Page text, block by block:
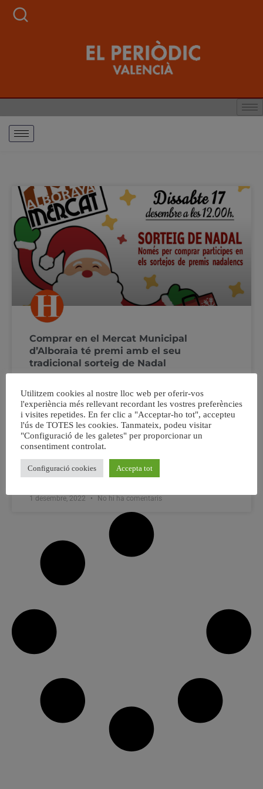
Comprar en el Mercat Municipal
d’Alboraia té premi amb el seu
tradicional sorteig de Nadal
L’Ajuntament posa en marxa aquesta iniciativa anual
com a part del seu programa d’activitats nadalenc per a
fomentar l’ús veïnal d’aquest espai de comerç local
L’Ajuntament d’Alboraia ja ha obert el termini de
participació del sorteig de Nadal del Mercat Municipal
que realitza anualment amb motiu del programa
d’activitats d’aquestes
1 desembre, 2022 No hi ha comentaris
Utilitzem cookies al nostre lloc web per oferir-vos
l'experiència més rellevant recordant les vostres preferències
i visites repetides. En fer clic a "Acceptar-ho tot", accepteu
l'ús de TOTES les cookies. Tanmateix, podeu visitar
"Configuració de les galetes" per proporcionar un
consentiment controlat.
Configuració cookies Accepta tot